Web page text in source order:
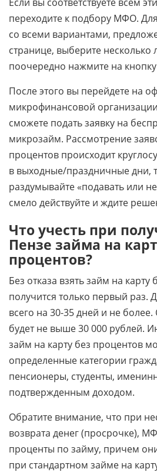
переходите к подбору МФО.
со всеми вариантами,
странице, выберите несколько
поочередно нажмите на кнопку
После этого вы перейдете на
микрофинансовой
сможете подать заявку на
микрозайм. Рассмотрение
процентов происходит
в выходные/праздничные дни,
раздумывайте «подавать или
смело действуйте и ждите
Что учесть при
Пензе займа на
процентов?
Без отказа взять займ на карту
получится только первый раз.
всего на 30-35 дней и не
будет не выше 30 000 рублей.
займ на карту без процентов
определенные категории
пенсионеры, студенты,
подтвержденным доходом.
Обратите внимание, что при
возврата денег (просрочке),
проценты по займу, причем
при стандартном займе на